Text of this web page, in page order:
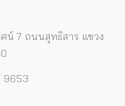
น์ 7 ถนนสุทธิสาร แขวง
9653